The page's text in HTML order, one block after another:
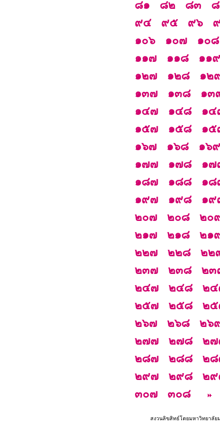
๘๑
๘๒ ๘๓
๙๔
๙๕ ๙๖
๑๐๖
๑๐๗
๑๐๘
๑๑๗
๑๑๘
๑๑๙
๑๒๗
๑๒๘
๑๒
๑๓๗
๑๓๘
๑๓
๑๔๗
๑๔๘
๑๔
๑๕๗
๑๕๘
๑๕
๑๖๗
๑๖๘
๑๖๙
๑๗๗
๑๗๘
๑๗
๑๘๗
๑๘๘
๑๘
๑๙๗
๑๙๘
๑๙
๒๐๗
๒๐๘
๒๐
๒๑๗
๒๑๘
๒๑
๒๒๗
๒๒๘
๒๒
๒๓๗
๒๓๘
๒๓
๒๔๗
๒๔๘
๒
๒๕๗
๒๕๘
๒
๒๖๗
๒๖๘
๒๖
๒๗๗
๒๗๘
๒
๒๘๗
๒๘๘
๒
๒๙๗
๒๙๘
๒
๓๐๗
๓๐๘
สงวนลิขสิทธ์โดยมหาวิทยาลั